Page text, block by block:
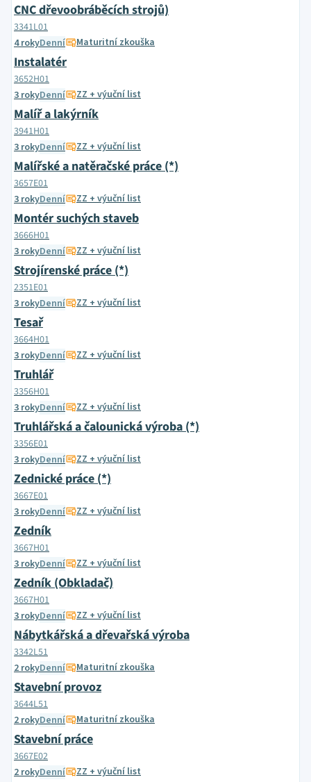
CNC dřevoobráběcích strojů)
3341L01
4 rokyDenní Maturitní zkouška
Instalatér
3652H01
3 rokyDenní ZZ + výuční list
Malíř a lakýrník
3941H01
3 rokyDenní ZZ + výuční list
Malířské a natěračské práce (*)
3657E01
3 rokyDenní ZZ + výuční list
Montér suchých staveb
3666H01
3 rokyDenní ZZ + výuční list
Strojírenské práce (*)
2351E01
3 rokyDenní ZZ + výuční list
Tesař
3664H01
3 rokyDenní ZZ + výuční list
Truhlář
3356H01
3 rokyDenní ZZ + výuční list
Truhlářská a čalounická výroba (*)
3356E01
3 rokyDenní ZZ + výuční list
Zednické práce (*)
3667E01
3 rokyDenní ZZ + výuční list
Zedník
3667H01
3 rokyDenní ZZ + výuční list
Zedník (Obkladač)
3667H01
3 rokyDenní ZZ + výuční list
Nábytkářská a dřevařská výroba
3342L51
2 rokyDenní Maturitní zkouška
Stavební provoz
3644L51
2 rokyDenní Maturitní zkouška
Stavební práce
3667E02
2 rokyDenní ZZ + výuční list